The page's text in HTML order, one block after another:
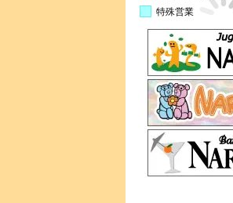
特殊営業